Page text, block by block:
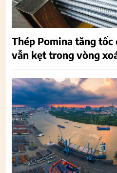
Thép Pomina tăng
vẫn kẹt trong vòng